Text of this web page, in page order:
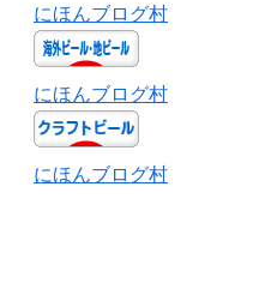
にほんブログ村
にほんブログ村
にほんブログ村